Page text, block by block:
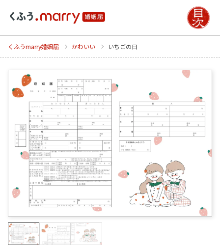
くふうmarry婚姻届 かわいい いちごの日